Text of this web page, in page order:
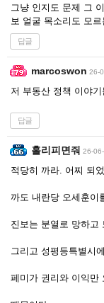
그냥 인지도 문제 그
보 얼굴 목소리도 모르
답글
marcoswon 26-
저 부동산 정책 이야
답글
홀리피면줘 26-
적당히 까라. 어찌 되
까도 내란당 오세훈이
진보는 분열로 망하고
그리고 성평등특별시
페미가 권리와 이익만